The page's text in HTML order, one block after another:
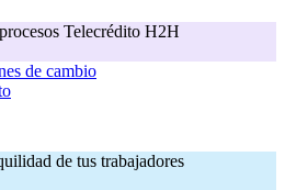
Telecrédito H2H
de cambio
de tus trabajadores